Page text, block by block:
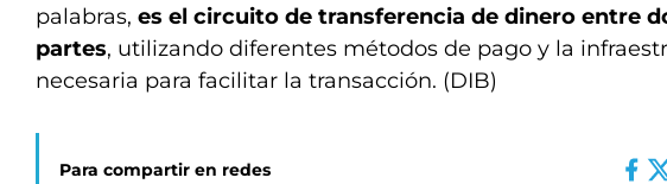
palabras, es el circuito de transferencia de dinero entre
partes, utilizando diferentes métodos de pago y la
necesaria para facilitar la transacción. (DIB)
Para compartir en redes